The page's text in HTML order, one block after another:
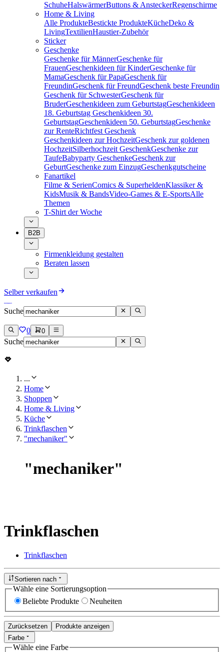
SchuheHalswärmerButtons & AnsteckerRegenschirme
Home & Living
Alle ProdukteBestickte ProdukteKücheDeko &
LivingTextilienHaustier-Zubehör
Sticker
Geschenke
Geschenke für MännerGeschenke für
FrauenGeschenkideen für KinderGeschenke für
MamaGeschenk für PapaGeschenk für
FreundinGeschenk für FreundGeschenk beste Freundin
Geschenk für SchwesterGeschenk für
BruderGeschenkideen zum GeburtstagGeschenkideen
18. Geburtstag Geschenkideen 30.
GeburtstagGeschenkideen 50. GeburtstagGeschenke
zur RenteRichtfest Geschenk
Geschenkideen zur HochzeitGeschenk zur goldenen
HochzeitSilberhochzeit GeschenkGeschenke zur
TaufeBabyparty GeschenkeGeschenk zur
GeburtGeschenke zum EinzugGeschenkgutscheine
Fanartikel
Filme & SerienComics & SuperheldenKlassiker &
KidsMusik & BandsVideo-Games & E-SportsAlle
Themen
T-Shirt der Woche
B2B
Firmenkleidung gestalten
Beraten lassen
Selber verkaufen
Suche
0 0
Suche
...
Home
Shoppen
Home & Living
Küche
Trinkflaschen
"mechaniker"
"mechaniker"
Trinkflaschen
Trinkflaschen
Sortieren nach
Wähle eine Sortierungsoption
Beliebte Produkte
Neuheiten
Zurücksetzen
Produkte anzeigen
Farbe
Wähle eine Farbe